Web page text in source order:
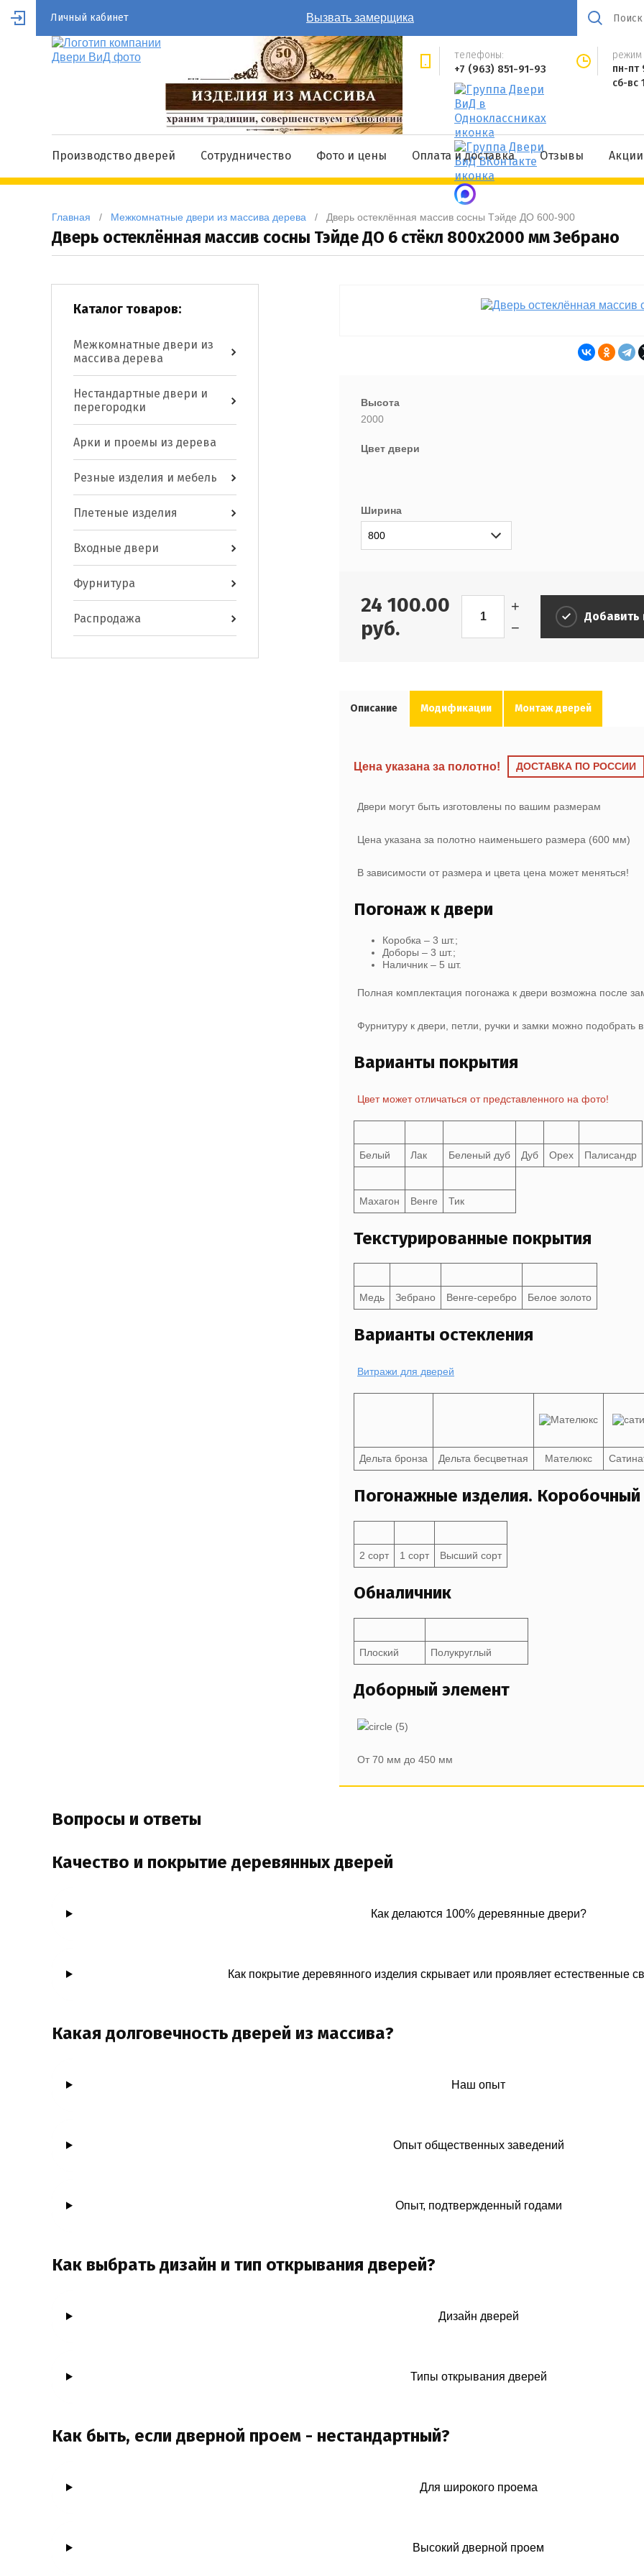
Личный кабинет Вызвать замерщика
телефоны:
+7 (963) 851-91-93
режим
пн-пт
сб-вс
Производство дверей Сотрудничество Фото и цены Оплата и доставка Отзывы Акции
Главная
   /
Межкомнатные двери из массива дерева
   /
Дверь остеклённая массив сосны Тэйде ДО 600-900
Дверь остеклённая массив сосны Тэйде ДО 6 стёкл 800x2000 мм Зебрано
Каталог товаров:
Межкомнатные двери из
массива дерева
Нестандартные двери и
перегородки
Арки и проемы из дерева
Резные изделия и мебель
Плетеные изделия
Входные двери
Фурнитура
Распродажа
Высота
2000
Цвет двери
Ширина
24 100.00
руб.
−
+
Добавить
Описание Модификации Монтаж дверей
Цена указана за полотно! ДОСТАВКА ПО РОССИИ
Двери могут быть изготовлены по вашим размерам
Цена указана за полотно наименьшего размера (600 мм)
В зависимости от размера и цвета цена может меняться!
Погонаж к двери
Коробка – 3 шт.;
Доборы – 3 шт.;
Наличник – 5 шт.
Полная комплектация погонажа к двери возможна после
Фурнитуру к двери, петли, ручки и замки можно подобрать
Варианты покрытия
Цвет может отличаться от представленного на фото!
Белый Лак Беленый дуб Дуб Орех Палисандр
Махагон Венге Тик
Текстурированные покрытия
Медь Зебрано Венге-серебро Белое золото
Варианты остекления
Витражи для дверей
Дельта бронза Дельта бесцветная Мателюкс
Погонажные изделия. Коробочный
2 сорт 1 сорт Высший сорт
Обналичник
Плоский Полукруглый
Доборный элемент
От 70 мм до 450 мм
Вопросы и ответы
Качество и покрытие деревянных дверей
Как делаются 100% деревянные двери?
Как покрытие деревянного изделия скрывает или проявляет естественные
Какая долговечность дверей из массива?
Наш опыт
Опыт общественных заведений
Опыт, подтвержденный годами
Как выбрать дизайн и тип открывания дверей?
Дизайн дверей
Типы открывания дверей
Как быть, если дверной проем - нестандартный?
Для широкого проема
Высокий дверной проем